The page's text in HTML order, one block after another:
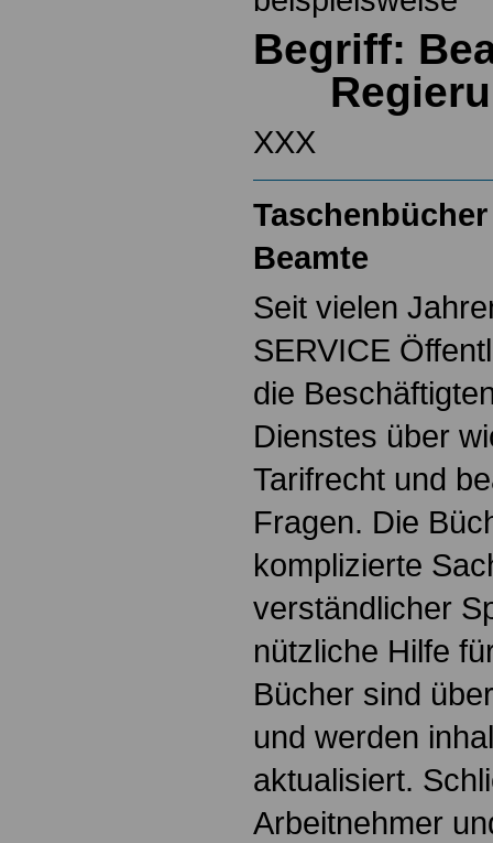
Begriff:
XXX
Beamte
Seit vielen
SERVICE
die
Dienstes über
Tarifrecht und
Fragen. Die
komplizierte
verständlicher
nützliche Hilfe
Bücher sind
und werden
aktualisiert.
Arbeitnehmer